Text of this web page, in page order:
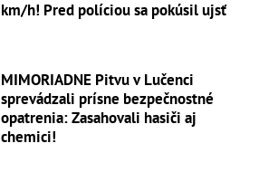
km/h! Pred políciou sa pokúsil ujsť
MIMORIADNE Pitvu v Lučenci
sprevádzali prísne bezpečnostné
opatrenia: Zasahovali hasiči aj
chemici!